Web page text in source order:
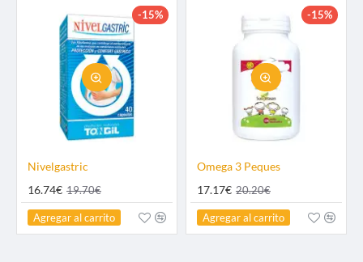
-15%
Nivelgastric
16.74€ 19.70€
Agregar al carrito
-15%
Omega 3 Peques
17.17€ 20.20€
Agregar al carrito